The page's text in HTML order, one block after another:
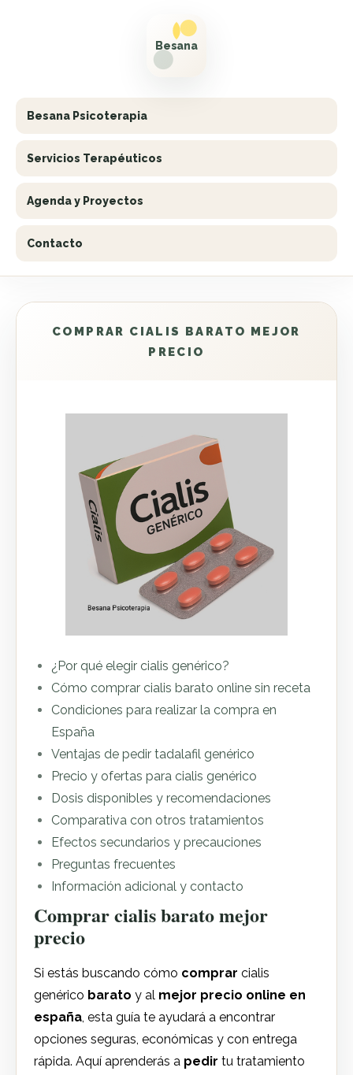
Besana Psicoterapia
Servicios Terapéuticos
Agenda y Proyectos
Contacto
COMPRAR CIALIS BARATO MEJOR
PRECIO
¿Por qué elegir cialis genérico?
Cómo comprar cialis barato online sin receta
Condiciones para realizar la compra en
España
Ventajas de pedir tadalafil genérico
Precio y ofertas para cialis genérico
Dosis disponibles y recomendaciones
Comparativa con otros tratamientos
Efectos secundarios y precauciones
Preguntas frecuentes
Información adicional y contacto
Comprar cialis barato mejor
precio
Si estás buscando cómo comprar cialis
genérico barato y al mejor precio online en
españa, esta guía te ayudará a encontrar
opciones seguras, económicas y con entrega
rápida. Aquí aprenderás a pedir tu tratamiento